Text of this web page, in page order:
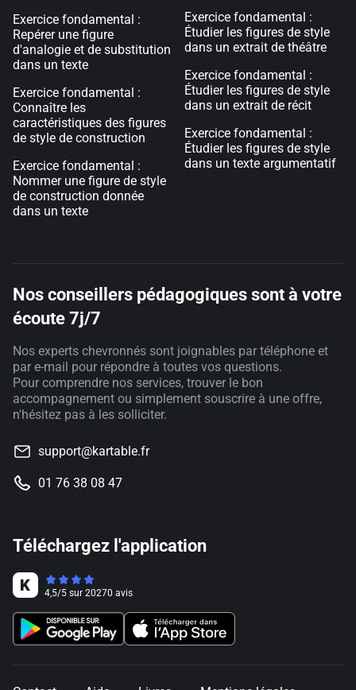
Exercice fondamental :
Repérer une figure
d'analogie et de substitution
dans un texte
Exercice fondamental :
Connaître les
caractéristiques des figures
de style de construction
Exercice fondamental :
Nommer une figure de style
de construction donnée
dans un texte
Exercice fondamental :
Étudier les figures de style
dans un extrait de théâtre
Exercice fondamental :
Étudier les figures de style
dans un extrait de récit
Exercice fondamental :
Étudier les figures de style
dans un texte argumentatif
Nos conseillers pédagogiques sont à votre
écoute 7j/7
Nos experts chevronnés sont joignables par téléphone et
par e-mail pour répondre à toutes vos questions.
Pour comprendre nos services, trouver le bon
accompagnement ou simplement souscrire à une offre,
n'hésitez pas à les solliciter.
support@kartable.fr
01 76 38 08 47
Téléchargez l'application
4,5/5 sur 20270 avis